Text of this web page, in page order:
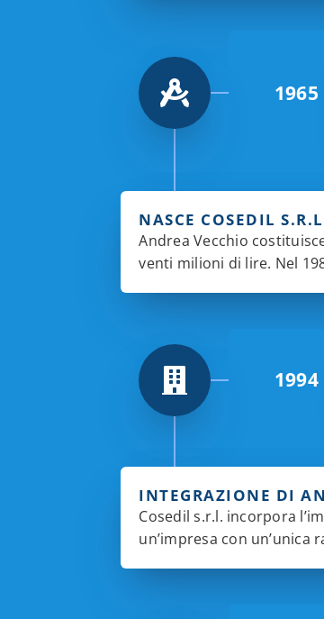
1965
NASCE COSEDIL
Andrea Vecchio
venti milioni di lire. Nel
1994
INTEGRAZIONE DI
Cosedil s.r.l. incorpora
un’impresa con un’unica